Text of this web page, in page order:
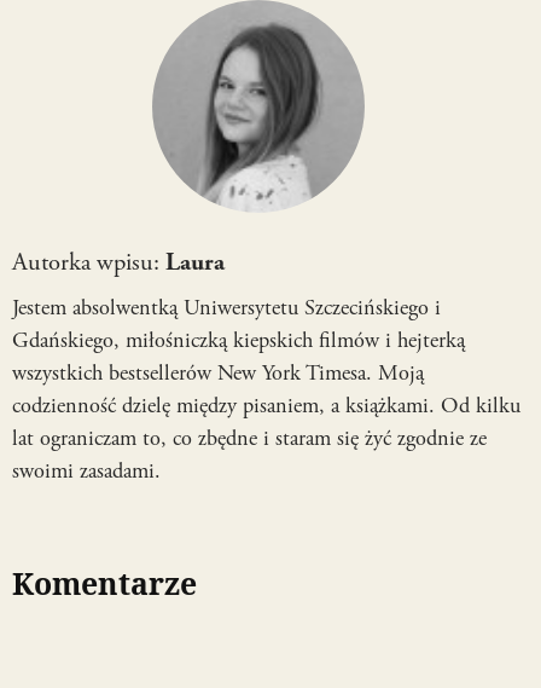
Autorka wpisu: Laura
Jestem absolwentką Uniwersytetu Szczecińskiego i
Gdańskiego, miłośniczką kiepskich filmów i hejterką
wszystkich bestsellerów New York Timesa. Moją
codzienność dzielę między pisaniem, a książkami. Od kilku
lat ograniczam to, co zbędne i staram się żyć zgodnie ze
swoimi zasadami.
Komentarze